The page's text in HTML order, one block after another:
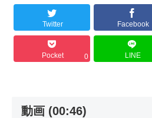
Twitter Facebook
Pocket 0 LINE
動画 (00:46)